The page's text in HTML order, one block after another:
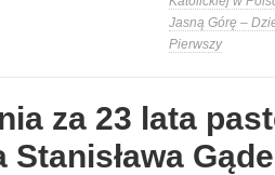
Jasną Górę –
Pierwszy
za 23 lata